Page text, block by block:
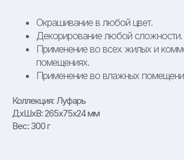
Окрашивание в любой цвет.
Декорирование любой сложности.
Применение во всех жилых и
помещениях.
Применение во влажных
Коллекция: Луфарь
ДxШxВ: 265x75x24 мм
Вес: 300 г